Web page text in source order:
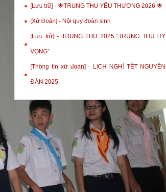
[Lưu trữ] - 🌟TRUNG THU YÊU THƯƠNG 2026 🌟
[Xứ Đoàn] - Nội quy đoàn sinh
[Lưu trữ] - TRUNG THU 2025 “TRUNG THU HY
VỌNG”
[Thông tin xứ đoàn] - LỊCH NGHỈ TẾT NGUYÊN
ĐÁN 2025